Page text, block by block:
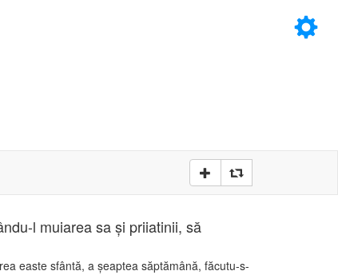
×
l muiarea sa şi priiatinii, să
easte sfântă, a şeaptea săptămână, făcutu-s-